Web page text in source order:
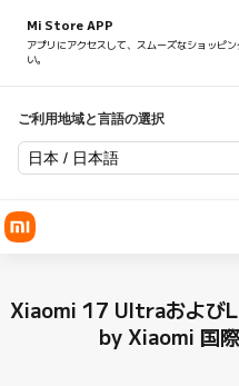
Mi Store APP
アプリにアクセスして、スムーズなショッピ
い。
ご利用地域と言語の選択
日本 / 日本語
Xiaomi 17 Ultraおよび
by Xiaomi 国